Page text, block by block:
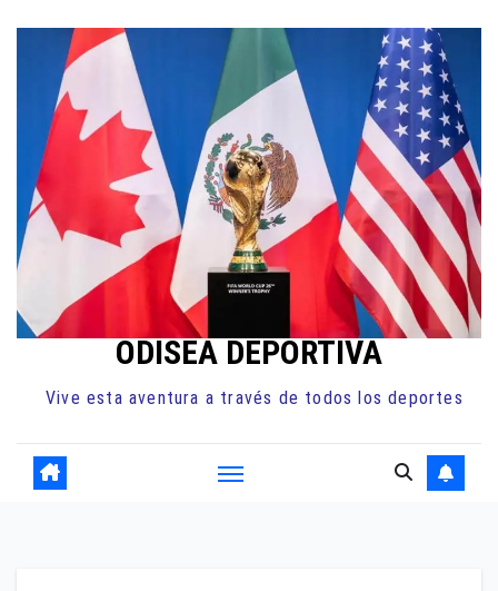
contenido
ODISEA DEPORTIVA
Vive esta aventura a través de todos los deportes